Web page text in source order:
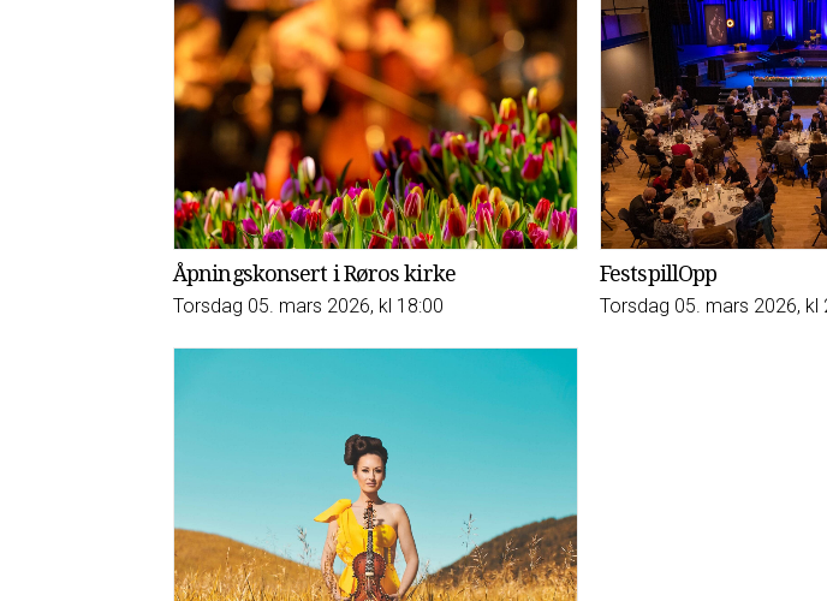
Åpningskonsert i Røros kirke
Torsdag 05. mars 2026, kl 18:00
FestspillOpp
Torsdag 05. mars 2026, kl